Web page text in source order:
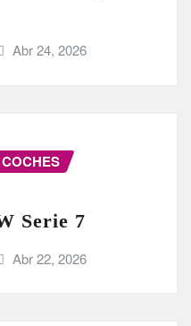
Abr 24, 2026
Serie 7
Abr 22, 2026